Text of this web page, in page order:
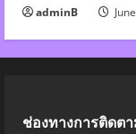
adminB
ช่องทางการติดต